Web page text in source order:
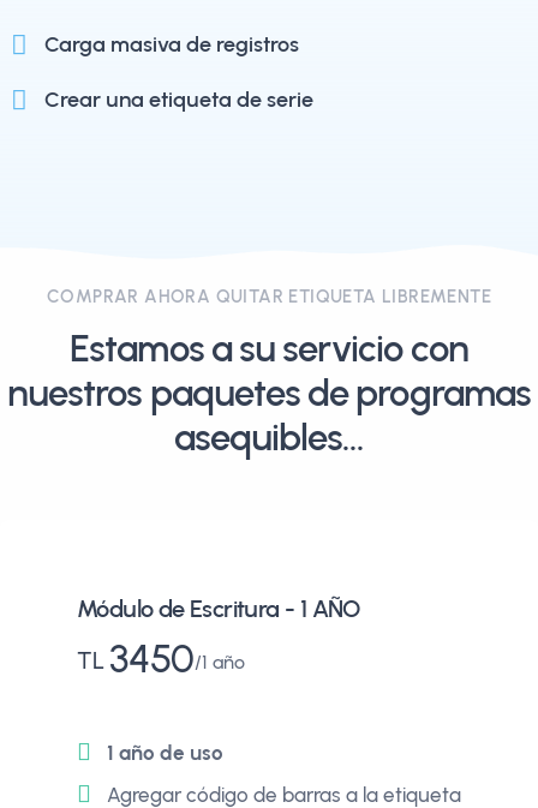
Carga masiva de registros
Crear una etiqueta de serie
COMPRAR AHORA QUITAR ETIQUETA LIBREMENTE
Estamos a su servicio con
nuestros paquetes de programas
asequibles...
Módulo de Escritura - 1 AÑO
TL 3450 1 año
1 año de uso
Agregar código de barras a la etiqueta